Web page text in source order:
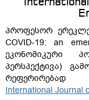
პროფესორ ერეკლე
COVID-19: an
ეკონომიკური
პერსპექტივა)
International Journal